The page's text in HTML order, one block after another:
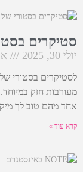
סטיקרים
יולי 30, 2025
לסטיקרים בסטורי של
מעורבות חזק
אחד מהם טוב לך
קרא עוד »